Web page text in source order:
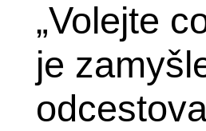
„Volejte
je